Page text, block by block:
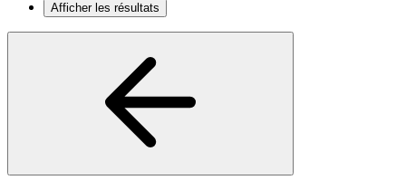
Afficher les résultats